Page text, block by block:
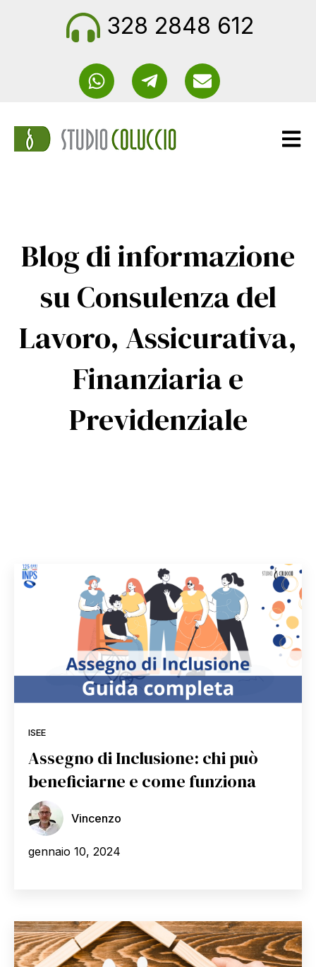
328 2848 612
Apri
Blog di informazione
su Consulenza del
Lavoro, Assicurativa,
Finanziaria e
Previdenziale
ISEE
Assegno di Inclusione: chi può
beneficiarne e come funziona
Vincenzo
gennaio 10, 2024